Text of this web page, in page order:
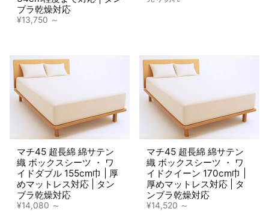
ブラ乾燥対応
¥13,750
マチ45 超長綿 綿サテン
織 ボックスシーツ ・ ワ
イドダブル 155cm巾 | 厚
めマットレス対応 | タン
ブラ乾燥対応
¥14,080
マチ45 超長綿 綿サテン
織 ボックスシーツ ・ ワ
イドクイーン 170cm巾 |
厚めマットレス対応 | タ
ンブラ乾燥対応
¥14,520